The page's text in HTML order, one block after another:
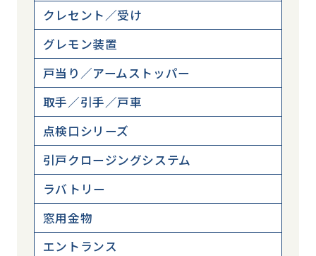
クレセント／受け
グレモン装置
戸当り／アームストッパー
取手／引手／戸車
点検口シリーズ
引戸クロージングシステム
ラバトリー
窓用金物
エントランス